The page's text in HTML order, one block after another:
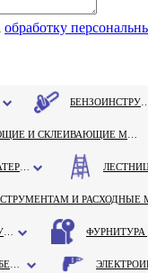
обработку